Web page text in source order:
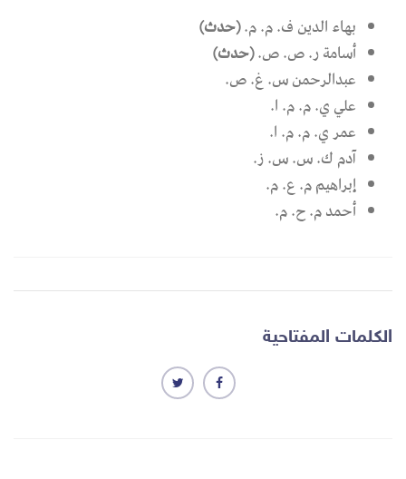
بهاء الدين ف. م. م.(حدث)
أسامة ر. ص. ص.(حدث)
عبدالرحمن س. غ. ص.
علي ي. م. م. ا.
عمر ي. م. م. ا.
آدم ك. س. س. ز.
إبراهيم م. ع. م.
أحمد م. ح. م.
الكلمات المفتاحية